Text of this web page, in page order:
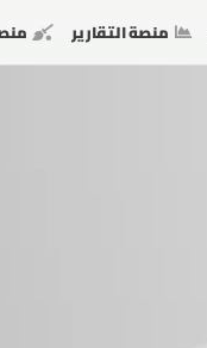
منصة التقارير